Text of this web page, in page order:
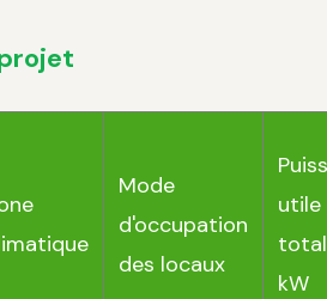
Mode
d'occupation
des locaux
utile
kW